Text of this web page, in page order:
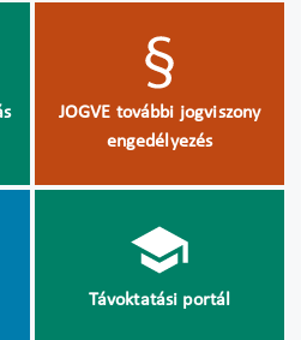
JOGVE további jogviszony
engedélyezés
Távoktatási portál